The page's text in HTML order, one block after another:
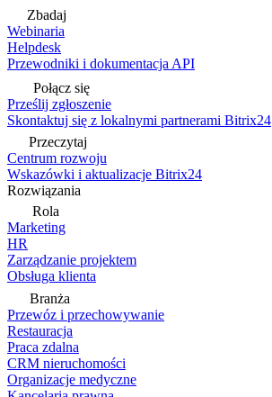
Zbadaj
Webinaria
Helpdesk
Przewodniki i dokumentacja API
Połącz się
Prześlij zgłoszenie
Skontaktuj się z lokalnymi partnerami Bitrix24
Przeczytaj
Centrum rozwoju
Wskazówki i aktualizacje Bitrix24
Rozwiązania
Rola
Marketing
HR
Zarządzanie projektem
Obsługa klienta
Branża
Przewóz i przechowywanie
Restauracja
Praca zdalna
CRM nieruchomości
Organizacje medyczne